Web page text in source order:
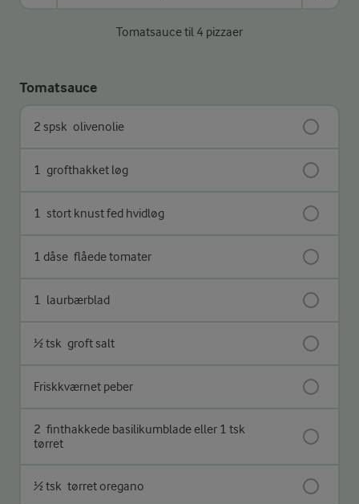
Tomatsauce til 4 pizzaer
Tomatsauce
2 spsk olivenolie
1 grofthakket løg
1 stort knust fed hvidløg
1 dåse flåede tomater
1 laurbærblad
½ tsk groft salt
Friskkværnet peber
2 finthakkede basilikumblade eller 1 tsk
tørret
½ tsk tørret oregano